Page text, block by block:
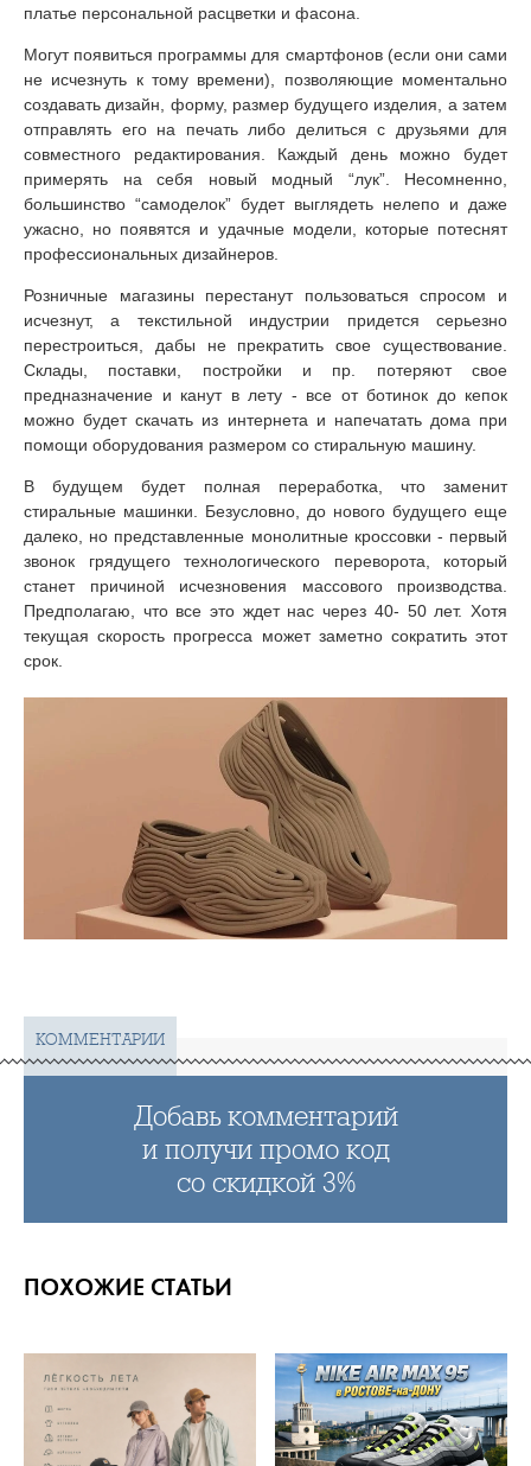
платье персональной расцветки и фасона.
Могут появиться программы для смартфонов (если они сами
не исчезнуть к тому времени), позволяющие моментально
создавать дизайн, форму, размер будущего изделия, а затем
отправлять его на печать либо делиться с друзьями для
совместного редактирования. Каждый день можно будет
примерять на себя новый модный “лук”. Несомненно,
большинство “самоделок” будет выглядеть нелепо и даже
ужасно, но появятся и удачные модели, которые потеснят
профессиональных дизайнеров.
Розничные магазины перестанут пользоваться спросом и
исчезнут, а текстильной индустрии придется серьезно
перестроиться, дабы не прекратить свое существование.
Склады, поставки, постройки и пр. потеряют свое
предназначение и канут в лету - все от ботинок до кепок
можно будет скачать из интернета и напечатать дома при
помощи оборудования размером со стиральную машину.
В будущем будет полная переработка, что заменит
стиральные машинки. Безусловно, до нового будущего еще
далеко, но представленные монолитные кроссовки - первый
звонок грядущего технологического переворота, который
станет причиной исчезновения массового производства.
Предполагаю, что все это ждет нас через 40- 50 лет. Хотя
текущая скорость прогресса может заметно сократить этот
срок.
КОММЕНТАРИИ
Добавь комментарий
и получи промо код
со скидкой 3%
ПОХОЖИЕ СТАТЬИ